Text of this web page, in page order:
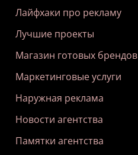
Лайфхаки про рекламу
Лучшие проекты
Магазин готовых брендов
Маркетинговые услуги
Наружная реклама
Новости агентства
Памятки агентства